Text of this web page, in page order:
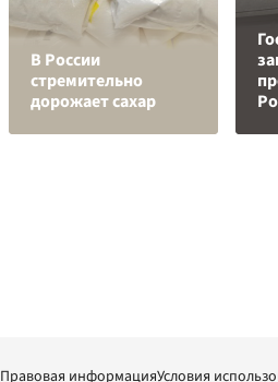
В России
стремительно
дорожает сахар
Правовая информацияУсловия